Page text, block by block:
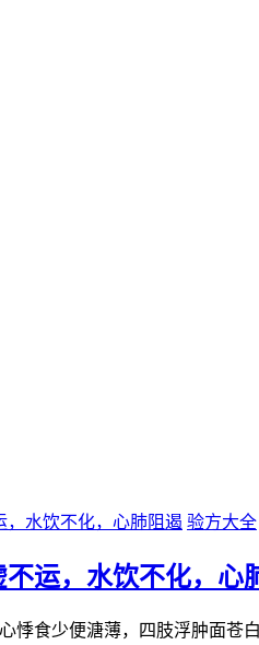
验方大全
运，水饮不化，心
悸食少便溏薄，四肢浮肿面